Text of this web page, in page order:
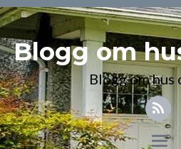
Blogg om
Blogg om hus